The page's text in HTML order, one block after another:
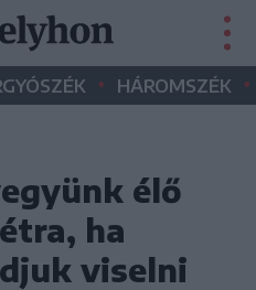
• HÁROMSZÉK •
élő
ha
viselni